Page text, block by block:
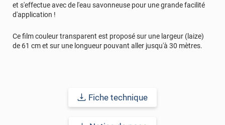
et s'effectue avec de l'eau savonneuse pour une grande facilité
d'application !
Ce film couleur transparent est proposé sur une largeur (laize)
de 61 cm et sur une longueur pouvant aller jusqu'à 30 mètres.
Fiche technique